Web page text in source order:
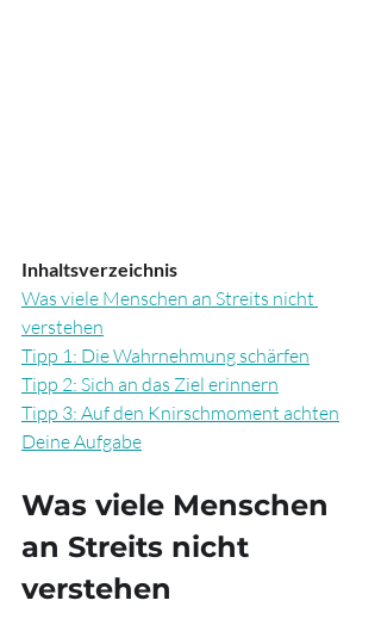
Inhaltsverzeichnis
Was viele Menschen an Streits nicht
verstehen
Tipp 1: Die Wahrnehmung schärfen
Tipp 2: Sich an das Ziel erinnern
Tipp 3: Auf den Knirschmoment achten
Deine Aufgabe
Was viele Menschen
an Streits nicht
verstehen